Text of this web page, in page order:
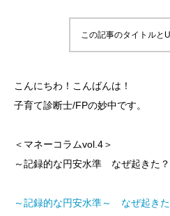
この記事のタイトルと
こんにちわ！こんばんは！
子育て診断士/FPの妙中です。
＜マネーコラムvol.4＞
～記録的な円安水準 なぜ起きた？
～記録的な円安水準～ なぜ起きた